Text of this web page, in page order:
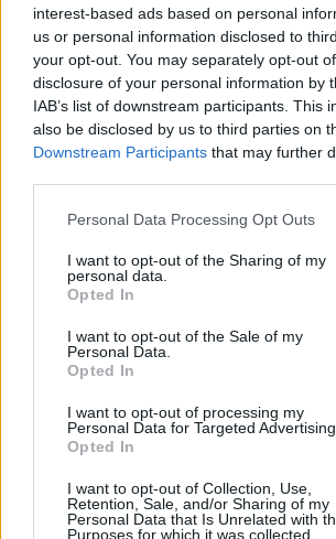
interest-based ads based on personal
us or personal information disclosed to
your opt-out. You may separately opt-out
disclosure of your personal information by
IAB’s list of downstream participants. This
also be disclosed by us to third parties on
Downstream Participants that may further
Please note that this website/app uses one
not limited to your visit or usage behaviour.
grant or deny consent to Google and its
use your data for below specified purposes
consent section.
Personal Data Processing Opt Outs
I want to opt-out of the Sharing of my
personal data.
Opted In
I want to opt-out of the Sale of my
Personal Data.
Opted In
I want to opt-out of processing my
Personal Data for Targeted Advertising.
Opted In
I want to opt-out of Collection, Use,
Retention, Sale, and/or Sharing of my
Personal Data that Is Unrelated with
Purposes for which it was collected.
Ciekawostki
napędzić pietra— A skąd tenpieter?
dzban — Dzbanów ci u nas dostatek
słownik— A na blogu (2)
Mogą Cię zainteresować również
przyżec